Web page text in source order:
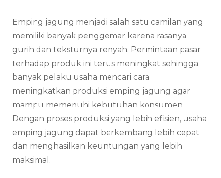
Secara
Emping jagung menjadi salah satu camilan yang
memiliki banyak penggemar karena rasanya
gurih dan teksturnya renyah. Permintaan pasar
terhadap produk ini terus meningkat sehingga
banyak pelaku usaha mencari cara
meningkatkan produksi emping jagung agar
mampu memenuhi kebutuhan konsumen.
Dengan proses produksi yang lebih efisien, usaha
emping jagung dapat berkembang lebih cepat
dan menghasilkan keuntungan yang lebih
maksimal.